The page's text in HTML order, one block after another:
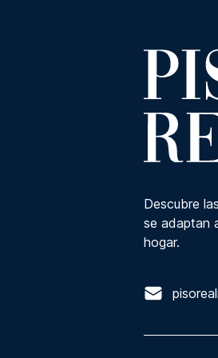
Descubre
se adaptan
hogar.